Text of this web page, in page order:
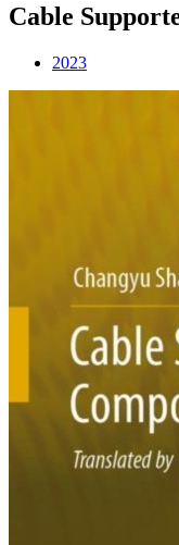
Cable
2023